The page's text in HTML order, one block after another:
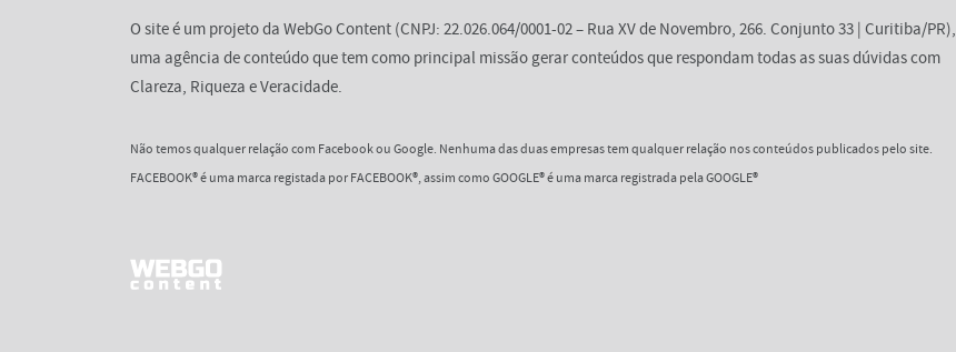
O site é um projeto da WebGo Content (CNPJ: 22.026.064/0001-02 – Rua XV de Novembro, 266. Conjunto 33 | Curitiba/PR),
uma agência de conteúdo que tem como principal missão gerar conteúdos que respondam todas as suas dúvidas com
Clareza, Riqueza e Veracidade.
Não temos qualquer relação com Facebook ou Google. Nenhuma das duas empresas tem qualquer relação nos conteúdos publicados pelo site.
FACEBOOK® é uma marca registada por FACEBOOK®, assim como GOOGLE® é uma marca registrada pela GOOGLE®